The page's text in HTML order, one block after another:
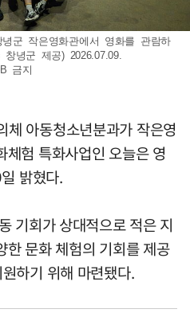
녕군 작은영화관에서 영화를 관람하
녕군 제공) 2026.07.09.
금지
체 아동청소년분과가 작은영
험 특화사업인 오늘은 영
밝혔다.
기회가 상대적으로 적은 지
문화 체험의 기회를 제공
하기 위해 마련됐다.